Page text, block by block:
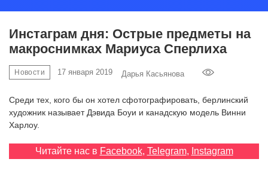
Инстаграм дня: Острые предметы на
макроснимках Мариуса Сперлиха
Новости 17 января 2019 Дарья Касьянова
Среди тех, кого бы он хотел сфотографировать, берлинский
художник называет Дэвида Боуи и канадскую модель Винни
Харлоу.
Читайте нас в Facebook, Telegram, Instagram